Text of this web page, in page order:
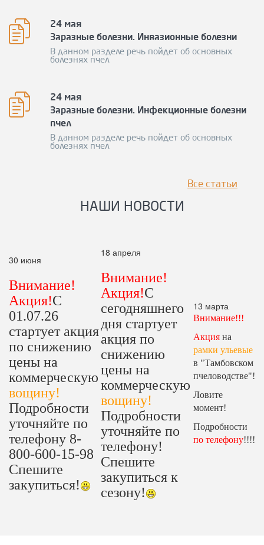
24 мая
Заразные болезни. Инвазионные болезни
В данном разделе речь пойдет об основных
болезнях пчел
24 мая
Заразные болезни. Инфекционные болезни
пчел
В данном разделе речь пойдет об основных
болезнях пчел
Все статьи
НАШИ НОВОСТИ
30 июня
Внимание!
Акция!С
01.07.26
стартует акция
по снижению
цены на
коммерческую
вощину!
Подробности
уточняйте по
телефону 8-
800-600-15-98
Спешите
закупиться!
18 апреля
Внимание!
Акция!С
сегодняшнего
дня стартует
акция по
снижению
цены на
коммерческую
вощину!
Подробности
уточняйте по
телефону!
Спешите
закупиться к
сезону!
13 марта
Внимание!!!
Акция на
рамки ульевые
в "Тамбовском
пчеловодстве"!
Ловите
момент!
Подробности
по телефону!!!!